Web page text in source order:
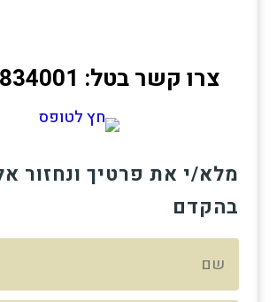
צרו קשר בטל: 050-7834001
מלא/י את פרטיך ונחזור
בהקדם